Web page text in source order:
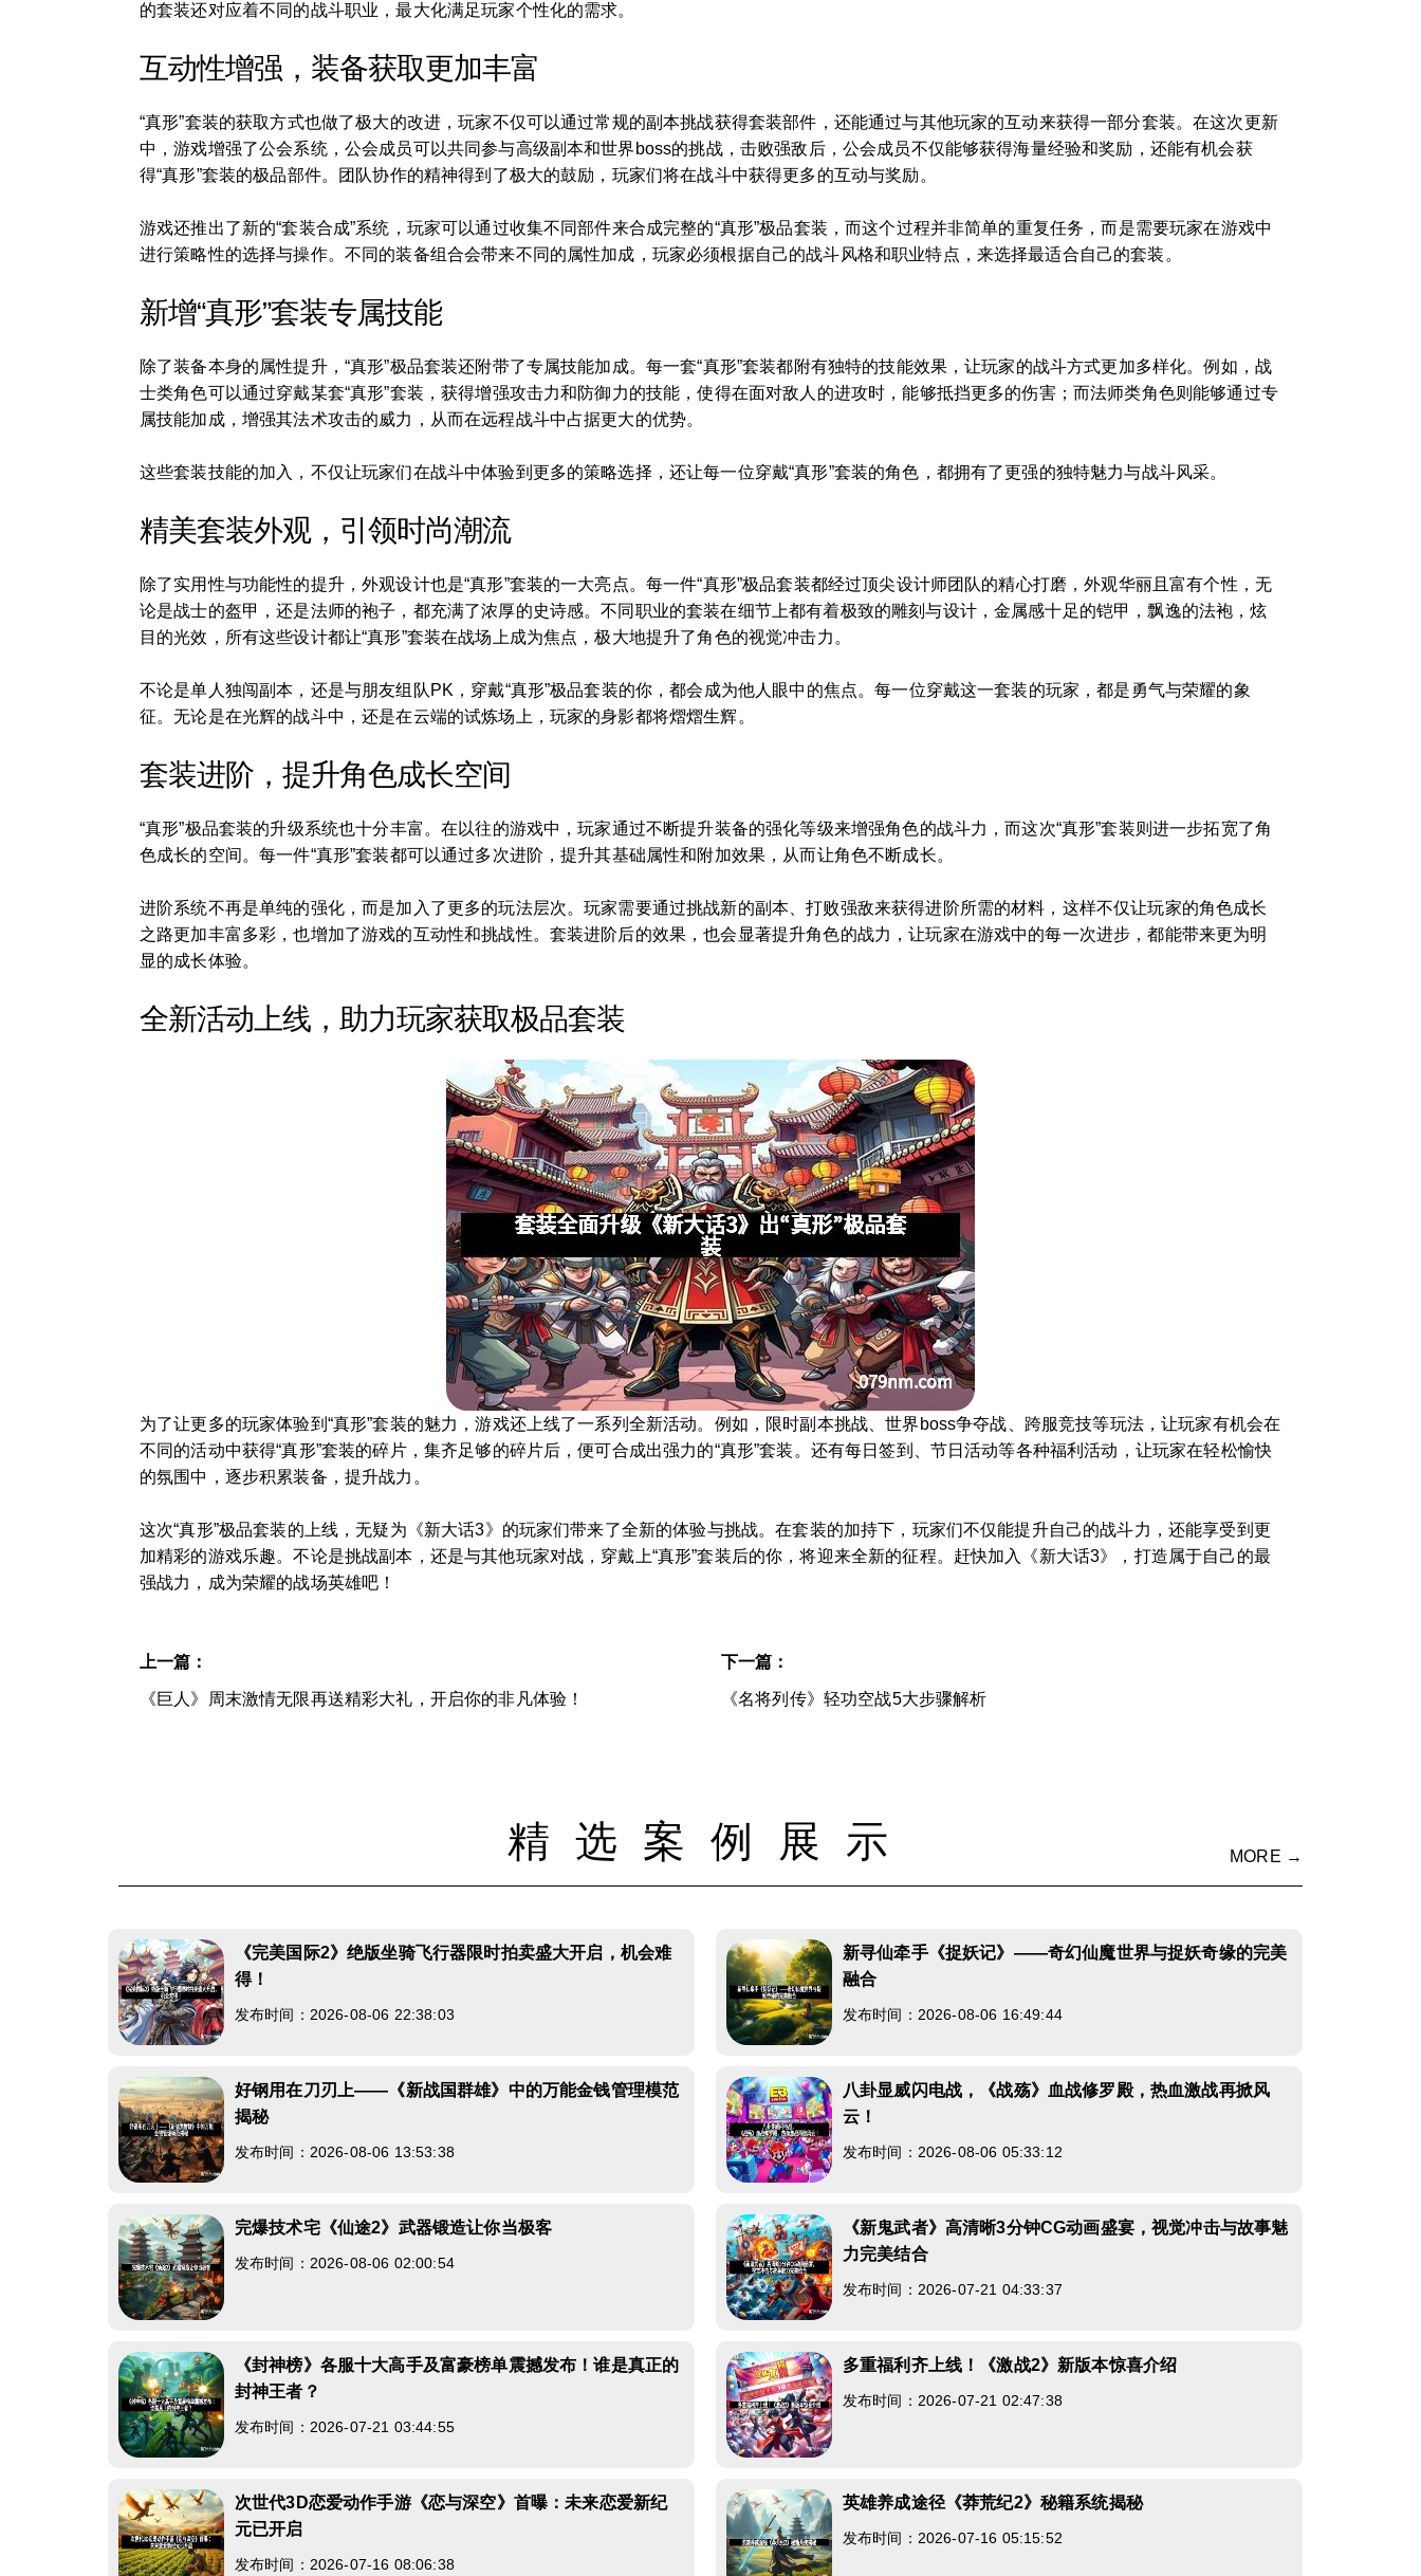
的套装还对应着不同的战斗职业，最大化满足玩家个性化的需求。
互动性增强，装备获取更加丰富
“真形”套装的获取方式也做了极大的改进，玩家不仅可以通过常规的副本挑战获得套装部件，还能通过与其他玩家的互动来获得一部分套装。在这次更新
中，游戏增强了公会系统，公会成员可以共同参与高级副本和世界boss的挑战，击败强敌后，公会成员不仅能够获得海量经验和奖励，还能有机会获
得“真形”套装的极品部件。团队协作的精神得到了极大的鼓励，玩家们将在战斗中获得更多的互动与奖励。
游戏还推出了新的“套装合成”系统，玩家可以通过收集不同部件来合成完整的“真形”极品套装，而这个过程并非简单的重复任务，而是需要玩家在游戏中
进行策略性的选择与操作。不同的装备组合会带来不同的属性加成，玩家必须根据自己的战斗风格和职业特点，来选择最适合自己的套装。
新增“真形”套装专属技能
除了装备本身的属性提升，“真形”极品套装还附带了专属技能加成。每一套“真形”套装都附有独特的技能效果，让玩家的战斗方式更加多样化。例如，战
士类角色可以通过穿戴某套“真形”套装，获得增强攻击力和防御力的技能，使得在面对敌人的进攻时，能够抵挡更多的伤害；而法师类角色则能够通过专
属技能加成，增强其法术攻击的威力，从而在远程战斗中占据更大的优势。
这些套装技能的加入，不仅让玩家们在战斗中体验到更多的策略选择，还让每一位穿戴“真形”套装的角色，都拥有了更强的独特魅力与战斗风采。
精美套装外观，引领时尚潮流
除了实用性与功能性的提升，外观设计也是“真形”套装的一大亮点。每一件“真形”极品套装都经过顶尖设计师团队的精心打磨，外观华丽且富有个性，无
论是战士的盔甲，还是法师的袍子，都充满了浓厚的史诗感。不同职业的套装在细节上都有着极致的雕刻与设计，金属感十足的铠甲，飘逸的法袍，炫
目的光效，所有这些设计都让“真形”套装在战场上成为焦点，极大地提升了角色的视觉冲击力。
不论是单人独闯副本，还是与朋友组队PK，穿戴“真形”极品套装的你，都会成为他人眼中的焦点。每一位穿戴这一套装的玩家，都是勇气与荣耀的象
征。无论是在光辉的战斗中，还是在云端的试炼场上，玩家的身影都将熠熠生辉。
套装进阶，提升角色成长空间
“真形”极品套装的升级系统也十分丰富。在以往的游戏中，玩家通过不断提升装备的强化等级来增强角色的战斗力，而这次“真形”套装则进一步拓宽了角
色成长的空间。每一件“真形”套装都可以通过多次进阶，提升其基础属性和附加效果，从而让角色不断成长。
进阶系统不再是单纯的强化，而是加入了更多的玩法层次。玩家需要通过挑战新的副本、打败强敌来获得进阶所需的材料，这样不仅让玩家的角色成长
之路更加丰富多彩，也增加了游戏的互动性和挑战性。套装进阶后的效果，也会显著提升角色的战力，让玩家在游戏中的每一次进步，都能带来更为明
显的成长体验。
全新活动上线，助力玩家获取极品套装
为了让更多的玩家体验到“真形”套装的魅力，游戏还上线了一系列全新活动。例如，限时副本挑战、世界boss争夺战、跨服竞技等玩法，让玩家有机会在
不同的活动中获得“真形”套装的碎片，集齐足够的碎片后，便可合成出强力的“真形”套装。还有每日签到、节日活动等各种福利活动，让玩家在轻松愉快
的氛围中，逐步积累装备，提升战力。
这次“真形”极品套装的上线，无疑为《新大话3》的玩家们带来了全新的体验与挑战。在套装的加持下，玩家们不仅能提升自己的战斗力，还能享受到更
加精彩的游戏乐趣。不论是挑战副本，还是与其他玩家对战，穿戴上“真形”套装后的你，将迎来全新的征程。赶快加入《新大话3》，打造属于自己的最
强战力，成为荣耀的战场英雄吧！
上一篇：
《巨人》周末激情无限再送精彩大礼，开启你的非凡体验！
下一篇：
《名将列传》轻功空战5大步骤解析
精选案例展示 MORE →
《完美国际2》绝版坐骑飞行器限时拍卖盛大开启，机会难
得！
发布时间：2026-08-06 22:38:03
新寻仙牵手《捉妖记》——奇幻仙魔世界与捉妖奇缘的完美
融合
发布时间：2026-08-06 16:49:44
好钢用在刀刃上——《新战国群雄》中的万能金钱管理模范
揭秘
发布时间：2026-08-06 13:53:38
八卦显威闪电战，《战殇》血战修罗殿，热血激战再掀风
云！
发布时间：2026-08-06 05:33:12
完爆技术宅《仙途2》武器锻造让你当极客
发布时间：2026-08-06 02:00:54
《新鬼武者》高清晰3分钟CG动画盛宴，视觉冲击与故事魅
力完美结合
发布时间：2026-07-21 04:33:37
《封神榜》各服十大高手及富豪榜单震撼发布！谁是真正的
封神王者？
发布时间：2026-07-21 03:44:55
多重福利齐上线！《激战2》新版本惊喜介绍
发布时间：2026-07-21 02:47:38
次世代3D恋爱动作手游《恋与深空》首曝：未来恋爱新纪
元已开启
发布时间：2026-07-16 08:06:38
英雄养成途径《莽荒纪2》秘籍系统揭秘
发布时间：2026-07-16 05:15:52